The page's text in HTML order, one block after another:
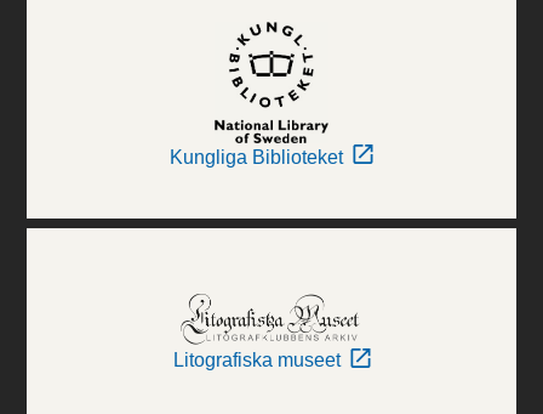
Kungliga Biblioteket
Litografiska museet